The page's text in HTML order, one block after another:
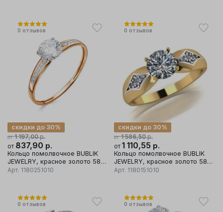
0 отзывов
от 1 197,00р.
скидки до 30%
от 837,90 р.
Кольцо помолвочное BUBLIK
JEWELRY, красное золото 585
проба, вставка фианит
Арт. 1180251010
0 отзывов
от 1 586,50р.
скидки до 30%
от 1 110,55 р.
Кольцо помолвочное BUBLIK
JEWELRY, красное золото 585
проба, вставка фианит
Арт. 1180151010
0 отзывов 0 отзывов